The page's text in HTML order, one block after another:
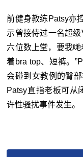
前健身教练Patsy亦
示曾接侍过一名超
六位数上堂，要我
着bra top、短裤。
会碰到女教例的臀
Patsy直指老板可从
许性骚扰事件发生。